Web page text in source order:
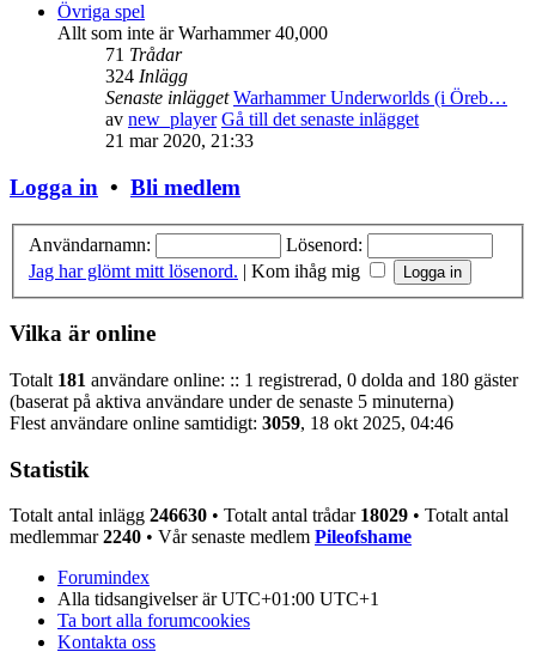
Övriga spel
Allt som inte är Warhammer 40,000
71 Trådar
324 Inlägg
Senaste inlägget Warhammer Underworlds (i Öreb…
av new_player Gå till det senaste inlägget
21 mar 2020, 21:33
Logga in • Bli medlem
Användarnamn:
Lösenord:
Jag har glömt mitt lösenord. | Kom ihåg mig
Vilka är online
Totalt 181 användare online: :: 1 registrerad, 0 dolda and 180 gäster
(baserat på aktiva användare under de senaste 5 minuterna)
Flest användare online samtidigt: 3059, 18 okt 2025, 04:46
Statistik
Totalt antal inlägg 246630 • Totalt antal trådar 18029 • Totalt antal
medlemmar2240 • Vår senaste medlem Pileofshame
Forumindex
Alla tidsangivelser är UTC+01:00 UTC+1
Ta bort alla forumcookies
Kontakta oss